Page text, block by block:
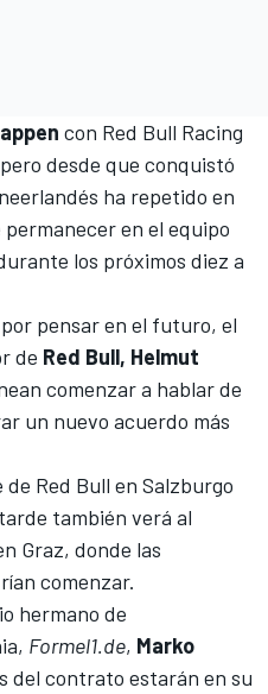
con Red Bull Racing
desde que conquistó
ha repetido en
en el equipo
los próximos diez a
pensar en el futuro, el
de Red Bull, Helmut
comenzar a hablar de
un nuevo acuerdo más
Red Bull en Salzburgo
también verá al
Graz, donde las
comenzar.
hermano de
Formel1.de, Marko
del contrato estarán en su